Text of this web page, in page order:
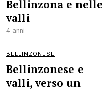
Bellinzona e nelle
valli
4 anni
BELLINZONESE
Bellinzonese e
valli, verso un